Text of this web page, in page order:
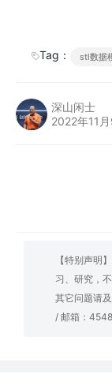
Tag： stl数据
深山闲士
2022年11
【特别声明
习、研究，
其它问题请
/ 邮箱：